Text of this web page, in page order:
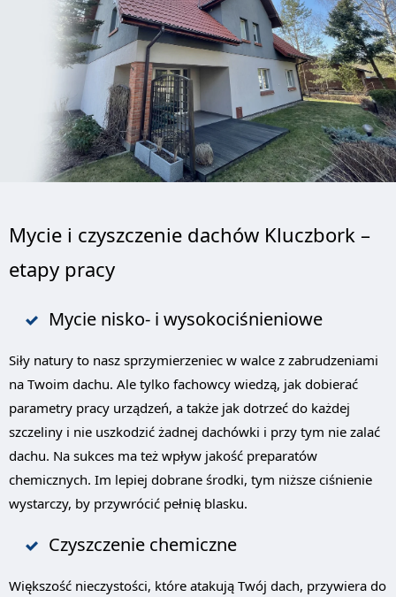
Mycie i czyszczenie dachów Kluczbork –
etapy pracy
Mycie nisko- i wysokociśnieniowe
Siły natury to nasz sprzymierzeniec w walce z zabrudzeniami
na Twoim dachu. Ale tylko fachowcy wiedzą, jak dobierać
parametry pracy urządzeń, a także jak dotrzeć do każdej
szczeliny i nie uszkodzić żadnej dachówki i przy tym nie zalać
dachu. Na sukces ma też wpływ jakość preparatów
chemicznych. Im lepiej dobrane środki, tym niższe ciśnienie
wystarczy, by przywrócić pełnię blasku.
Czyszczenie chemiczne
Większość nieczystości, które atakują Twój dach, przywiera do